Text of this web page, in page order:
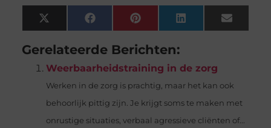
X
(Twitter)
FacebookPinterestLinkedInEmail
Gerelateerde Berichten:
Weerbaarheidstraining in de zorg
Werken in de zorg is prachtig, maar het kan ook
behoorlijk pittig zijn. Je krijgt soms te maken met
onrustige situaties, verbaal agressieve cliënten of...